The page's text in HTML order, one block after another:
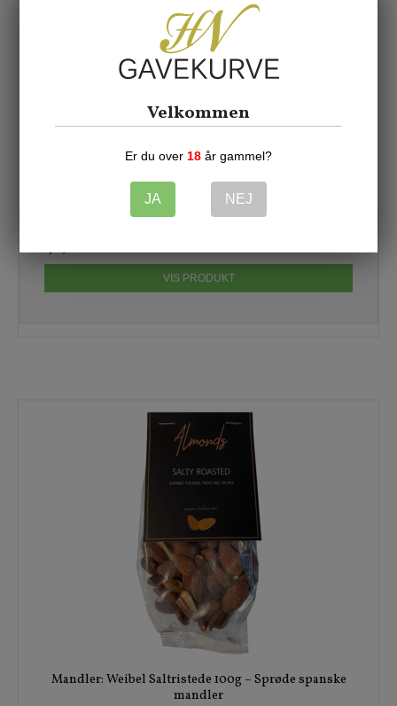
42,00 DKK
VIS PRODUKT
Mandler: Weibel Saltristede 100g – Sprøde spanske
mandler
Velkommen
Er du over 18 år gammel?
JA NEJ